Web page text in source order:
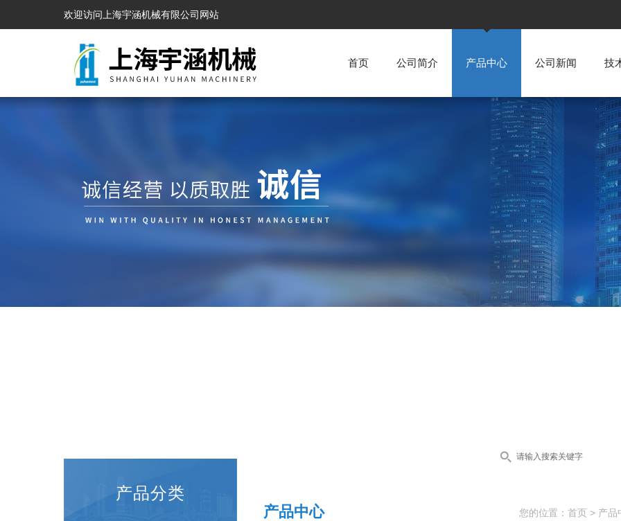
欢迎访问上海宇涵机械有限公司网站
首页 公司简介 产品中心 公司新闻 技
产品分类
您的位置： 首页 > 产品
产品中心